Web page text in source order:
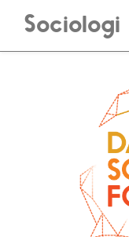
Sociologi